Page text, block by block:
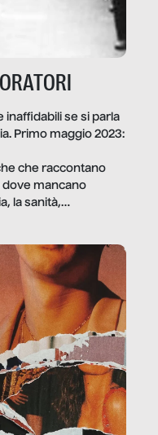
inaffidabili se si parla
Primo maggio 2023:
che raccontano
mancano
la sanità,